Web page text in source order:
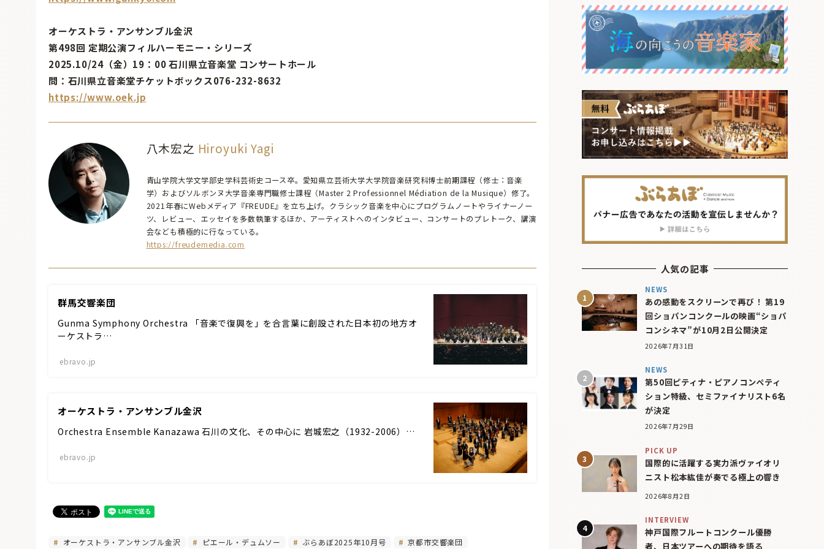
オーケストラ・アンサンブル金沢
第498回 定期公演フィルハーモニー・シリーズ
2025.10/24（金）19：00 石川県立音楽堂 コンサートホール
問：石川県立音楽堂チケットボックス076-232-8632
https://www.oek.jp
八木宏之 Hiroyuki Yagi
青山学院大学文学部史学科芸術史コース卒。愛知県立芸術大学大学院音楽研究科博士前期課程（修士：音楽
学）およびソルボンヌ大学音楽専門職修士課程（Master 2 Professionnel Médiation de la Musique）修了。
2021年春にWebメディア『FREUDE』を立ち上げ。クラシック音楽を中心にプログラムノートやライナーノー
ツ、レビュー、エッセイを多数執筆するほか、アーティストへのインタビュー、コンサートのプレトーク、講演
会なども積極的に行なっている。
https://freudemedia.com
群馬交響楽団
Gunma Symphony Orchestra 「音楽で復興を」を合言葉に創設された日本初の地方オ
ーケストラ…
ebravo.jp
オーケストラ・アンサンブル金沢
Orchestra Ensemble Kanazawa 石川の文化、その中心に 岩城宏之（1932-2006）…
ebravo.jp
オーケストラ・アンサンブル金沢 ピエール・デュムソー ぶらあぼ2025年10月号 京都市交響楽団
人気の記事
NEWS
あの感動をスクリーンで再び！ 第19
回ショパンコンクールの映画“ショパ
コンシネマ”が10月2日公開決定
2026年7月31日
NEWS
第50回ピティナ・ピアノコンペティ
ション特級、セミファイナリスト6名
が決定
2026年7月29日
PICK UP
国際的に活躍する実力派ヴァイオリ
ニスト松本紘佳が奏でる極上の響き
2026年8月2日
INTERVIEW
神戸国際フルートコンクール優勝
者、日本ツアーへの期待を語る